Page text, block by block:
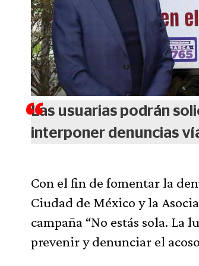
Las usuarias podrán
interponer denuncias
Con el fin de fomentar la
Ciudad de México y la
campaña “No estás sola. La
prevenir y denunciar el